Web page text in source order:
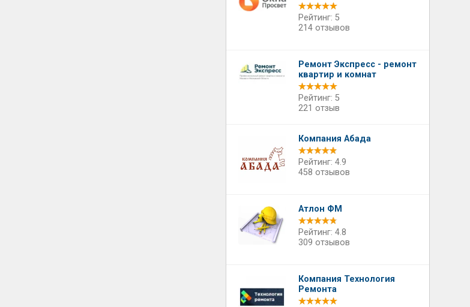
Рейтинг: 5
214 отзывов
Ремонт Экспресс - ремонт
квартир и комнат
Рейтинг: 5
221 отзыв
Компания Абада
Рейтинг: 4.9
458 отзывов
Атлон ФМ
Рейтинг: 4.8
309 отзывов
Компания Технология
Ремонта